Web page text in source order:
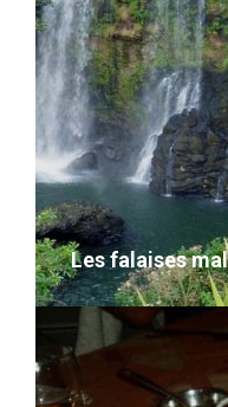
Les ponts en
Les falaises